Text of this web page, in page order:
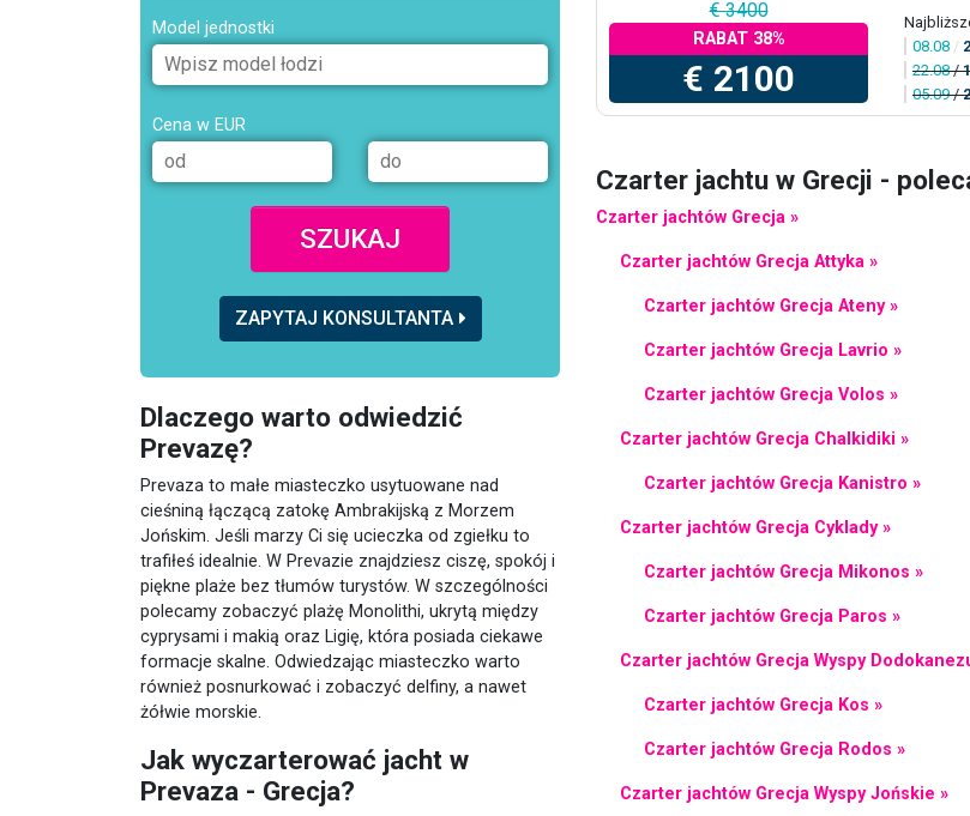
Model jednostki
Cena w EUR
SZUKAJ
ZAPYTAJ KONSULTANTA
Dlaczego warto odwiedzić
Prevazę?
Prevaza to małe miasteczko usytuowane nad
cieśniną łączącą zatokę Ambrakijską z Morzem
Jońskim. Jeśli marzy Ci się ucieczka od zgiełku to
trafiłeś idealnie. W Prevazie znajdziesz ciszę, spokój i
piękne plaże bez tłumów turystów. W szczególności
polecamy zobaczyć plażę Monolithi, ukrytą między
cyprysami i makią oraz Ligię, która posiada ciekawe
formacje skalne. Odwiedzając miasteczko warto
również posnurkować i zobaczyć delfiny, a nawet
żółwie morskie.
Jak wyczarterować jacht w
Prevaza - Grecja?
€ 3400
RABAT 38%
€ 2100
08.08 /
22.08/
05.09/
Czarter jachtu w Grecji -
Czarter jachtów Grecja »
Czarter jachtów Grecja Attyka »
Czarter jachtów Grecja Ateny »
Czarter jachtów Grecja Lavrio »
Czarter jachtów Grecja Volos »
Czarter jachtów Grecja Chalkidiki »
Czarter jachtów Grecja Kanistro »
Czarter jachtów Grecja Cyklady »
Czarter jachtów Grecja Mikonos »
Czarter jachtów Grecja Paros »
Czarter jachtów Grecja Wyspy
Czarter jachtów Grecja Kos »
Czarter jachtów Grecja Rodos »
Czarter jachtów Grecja Wyspy Jońskie »